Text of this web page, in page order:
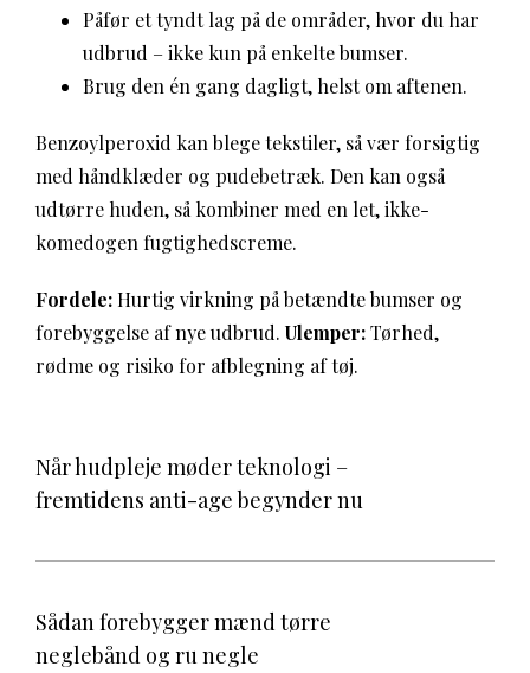
Påfør et tyndt lag på de områder, hvor du har
udbrud – ikke kun på enkelte bumser.
Brug den én gang dagligt, helst om aftenen.
Benzoylperoxid kan blege tekstiler, så vær forsigtig
med håndklæder og pudebetræk. Den kan også
udtørre huden, så kombiner med en let, ikke-
komedogen fugtighedscreme.
Fordele:Hurtig virkning på betændte bumser og
forebyggelse af nye udbrud. Ulemper:Tørhed,
rødme og risiko for afblegning af tøj.
Når hudpleje møder teknologi –
fremtidens anti-age begynder nu
Sådan forebygger mænd tørre
neglebånd og ru negle